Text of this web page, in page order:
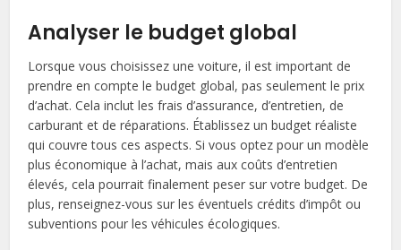
Analyser le budget global
Lorsque vous choisissez une voiture, il est important de
prendre en compte le budget global, pas seulement le prix
d’achat. Cela inclut les frais d’assurance, d’entretien, de
carburant et de réparations. Établissez un budget réaliste
qui couvre tous ces aspects. Si vous optez pour un modèle
plus économique à l’achat, mais aux coûts d’entretien
élevés, cela pourrait finalement peser sur votre budget. De
plus, renseignez-vous sur les éventuels crédits d’impôt ou
subventions pour les véhicules écologiques.